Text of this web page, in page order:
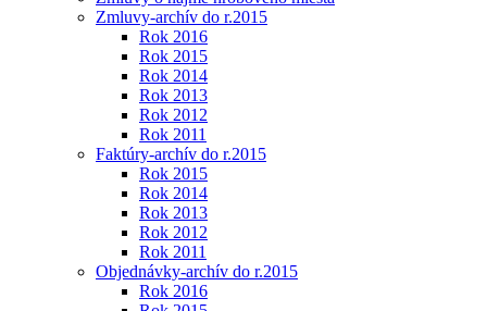
Zmluvy-archív do r.2015
Rok 2016
Rok 2015
Rok 2014
Rok 2013
Rok 2012
Rok 2011
Faktúry-archív do r.2015
Rok 2015
Rok 2014
Rok 2013
Rok 2012
Rok 2011
Objednávky-archív do r.2015
Rok 2016